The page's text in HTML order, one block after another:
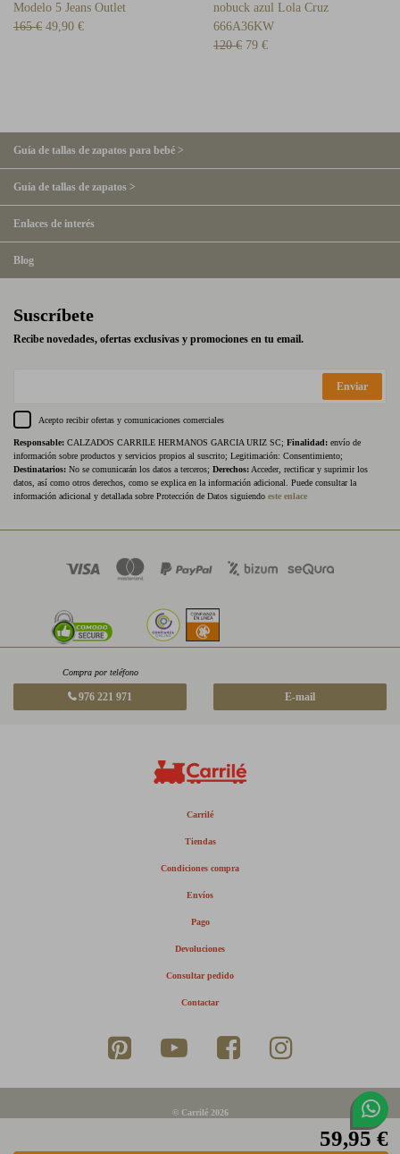
59,95 €
Modelo 5 Jeans Outlet
165 € 49,90 €
nobuck azul Lola Cruz
666A36KW
120 € 79 €
Guía de tallas de zapatos para bebé >
Guía de tallas de zapatos >
Enlaces de interés
Blog
Suscríbete
Recibe novedades, ofertas exclusivas y promociones en tu email.
Enviar
Acepto recibir ofertas y comunicaciones comerciales
Responsable: CALZADOS CARRILE HERMANOS GARCIA URIZ SC; Finalidad: envío de
información sobre productos y servicios propios al suscrito; Legitimación: Consentimiento;
Destinatarios: No se comunicarán los datos a terceros; Derechos: Acceder, rectificar y suprimir los
datos, así como otros derechos, como se explica en la información adicional. Puede consultar la
información adicional y detallada sobre Protección de Datos siguiendo este enlace
Compra por teléfono
976 221 971 E-mail
Carrilé
Tiendas
Condiciones compra
Envíos
Pago
Devoluciones
Consultar pedido
Contactar
© Carrilé 2026